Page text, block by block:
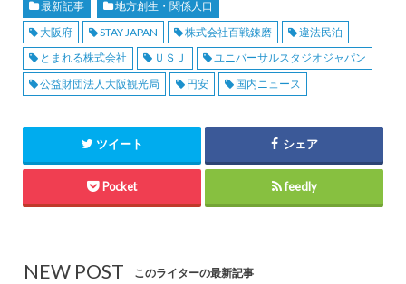
最新記事
地方創生・関係人口
大阪府
STAY JAPAN 株式会社百戦錬磨
違法民泊
とまれる株式会社
ＵＳＪ
ユニバーサルスタジオジャパン
公益財団法人大阪観光局
円安 国内ニュース
ツイート シェア
Pocket feedly
NEW POST このライターの最新記事